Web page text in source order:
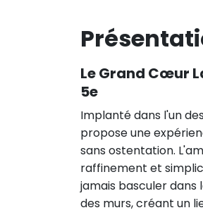
Le Grand Cœur
5e
Implanté dans l'un
propose une
sans ostentation.
raffinement et
jamais basculer dans
des murs, créant un